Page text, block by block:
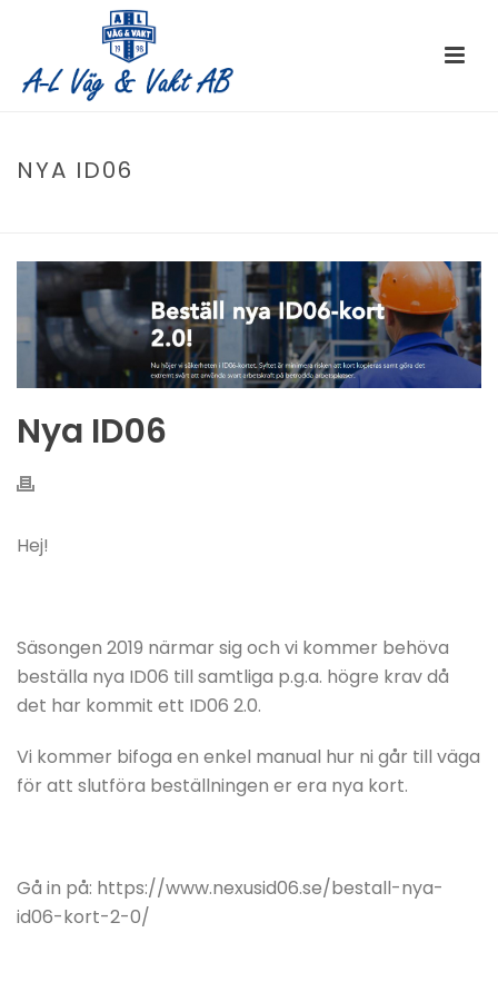
NYA ID06
Nya ID06
Hej!
Säsongen 2019 närmar sig och vi kommer behöva
beställa nya ID06 till samtliga p.g.a. högre krav då
det har kommit ett ID06 2.0.
Vi kommer bifoga en enkel manual hur ni går till väga
för att slutföra beställningen er era nya kort.
Gå in på: https://www.nexusid06.se/bestall-nya-
id06-kort-2-0/